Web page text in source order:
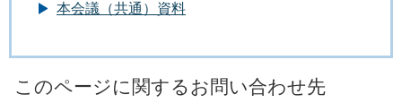
本会議（共通）資料
このページに関するお問い合わせ先